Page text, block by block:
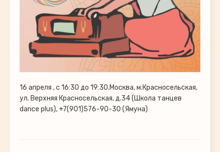
16 апреля , с 16:30 до 19:30.Москва, м.Красносельская,
ул. Верхняя Красносельская, д.34 (Школа танцев
dance plus), +7(901)576-90-30 (Ямуна)